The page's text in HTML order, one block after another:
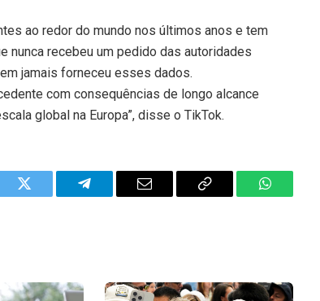
ao redor do mundo nos últimos anos e tem
nunca recebeu um pedido das autoridades
jamais forneceu esses dados.
com consequências de longo alcance
global na Europa”, disse o TikTok.
Twitter Telegram Email
Copy
WhatsApp